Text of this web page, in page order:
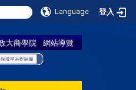
Language 登入
大商學院 網站導覽